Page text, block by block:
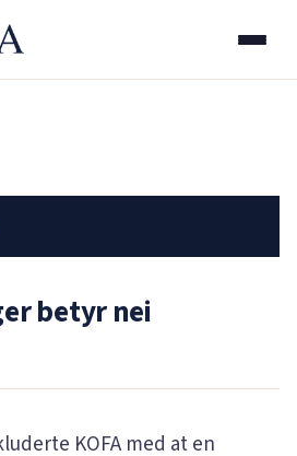
betyr nei
KOFA med at en